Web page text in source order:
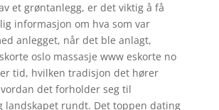
et grøntanlegg, er det viktig å få
informasjon om hva som var
anlegget, når det ble anlagt,
oslo massasje www eskorte no
tid, hvilken tradisjon det hører
det forholder seg til
landskapet rundt. Det toppen dating